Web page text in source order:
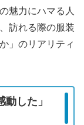
魅力にハマる人
訪れる際の服装
」のリアリティ
した」